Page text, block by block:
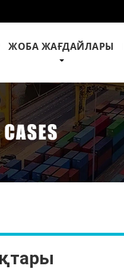
ЖОБА ЖАҒДАЙЛАРЫ